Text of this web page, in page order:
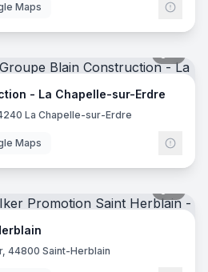
Maps
- La Chapelle-sur-Erdre
La Chapelle-sur-Erdre
Maps
44800 Saint-Herblain